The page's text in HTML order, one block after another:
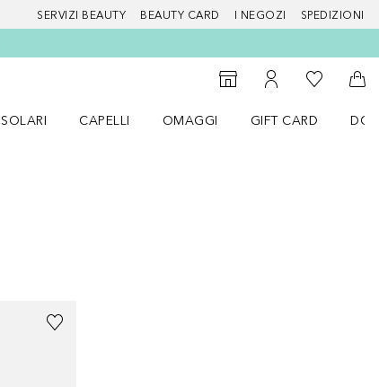
SERVIZI BEAUTY BEAUTY CARD I NEGOZI SPEDIZIONI
StorefinderAl Mio Account
Alla Mia
Al
SOLARI
CAPELLI
OMAGGI
GIFT CARD